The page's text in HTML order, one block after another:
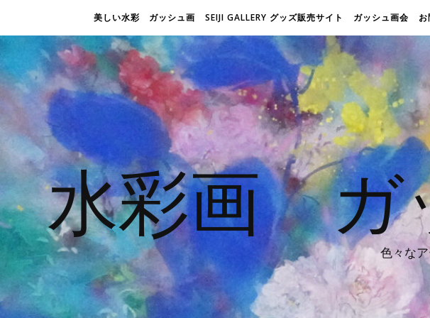
美しい水彩 ガッシュ画 SEIJI GALLERY グッズ販売サイト ガッシュ画会
水彩画 ガ
色々な